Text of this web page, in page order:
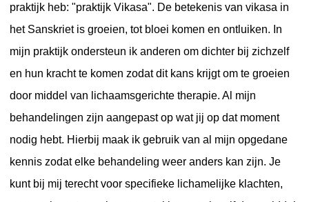
praktijk heb: "praktijk Vikasa". De betekenis van vikasa in
het Sanskriet is groeien, tot bloei komen en ontluiken. In
mijn praktijk ondersteun ik anderen om dichter bij zichzelf
en hun kracht te komen zodat dit kans krijgt om te groeien
door middel van lichaamsgerichte therapie. Al mijn
behandelingen zijn aangepast op wat jij op dat moment
nodig hebt. Hierbij maak ik gebruik van al mijn opgedane
kennis zodat elke behandeling weer anders kan zijn. Je
kunt bij mij terecht voor specifieke lichamelijke klachten,